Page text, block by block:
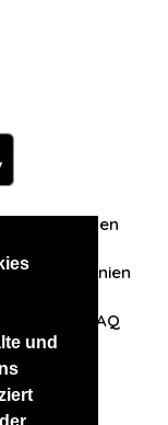
und
Erfahrungen
FAQ